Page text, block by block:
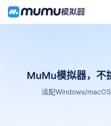
MuMu模拟器，不
适配Windows/